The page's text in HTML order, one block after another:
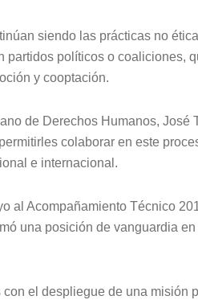
siendo las prácticas no
partidos políticos o coaliciones,
y cooptación.
de Derechos Humanos, José
colaborar en este
e internacional.
al Acompañamiento Técnico
una posición de vanguardia
el despliegue de una misión